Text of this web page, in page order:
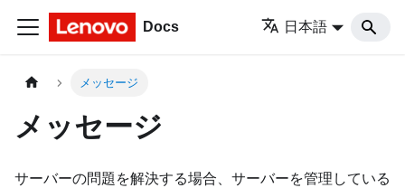
Docs 日本語
メッセージ
メッセージ
サーバーの問題を解決する場合、サーバーを管理している